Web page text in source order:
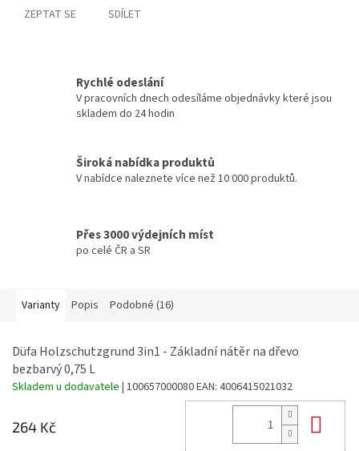
ZEPTAT SE SDÍLET
Rychlé odeslání
V pracovních dnech odesíláme objednávky které jsou
skladem do 24 hodin
Široká nabídka produktů
V nabídce naleznete více než 10 000 produktů.
Přes 3000 výdejních míst
po celé ČR a SR
Varianty Popis Podobné (16)
Düfa Holzschutzgrund 3in1 - Základní nátěr na dřevo
bezbarvý 0,75 L
Skladem u dodavatele | 100657000080EAN: 4006415021032
264 Kč